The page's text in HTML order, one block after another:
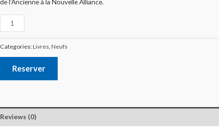
Categories:Livres, Neufs
Reserver
Reviews (0)